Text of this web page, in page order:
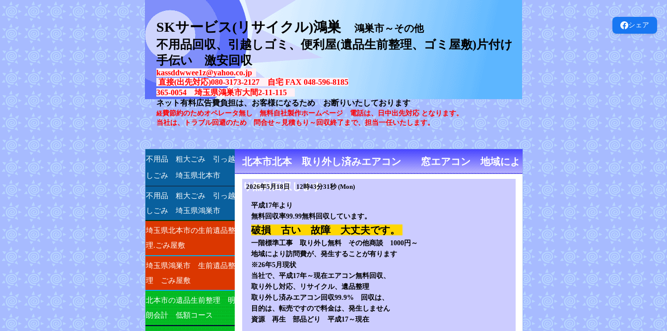
シェア
SKサービス(リサイクル)鴻巣 鴻巣市～その他
不用品回収、引越しゴミ、便利屋(遺品生前整理、ゴミ屋敷)片付け
手伝い 激安回収
kassddwwee1z@yahoo.co.jp
直接(出先対応)080-3173-2127 自宅 FAX 048-596-8185
365-0054 埼玉県鴻巣市大間2-11-115
ネット有料広告費負担は、お客様になるため お断りいたしております
経費節約のためオペレータ無し 無料自社製作ホームページ 電話は、日中出先対応 となります。
当社は、トラブル回避のため 問合せ～見積もり～回収終了まで、担当一任いたします。
北本市北本 取り外し済みエアコン 窓エアコン 地域によ
り無料回収します
2026年5月18日 12時43分31秒 (Mon)
平成17年より
無料回収率99.99無料回収しています。
破損 古い 故障 大丈夫です。
一階標準工事 取り外し無料 その他商談 1000円～
地域により訪問費が、発生することが有ります
※26年5月現状
当社で、平成17年～現在エアコン無料回収、
取り外し対応、リサイクル、遺品整理
取り外し済みエアコン回収99.9% 回収は、
目的は、転売ですので料金は、発生しません
資源 再生 部品どり 平成17～現在
不用品 粗大ごみ 引っ越
しごみ 埼玉県北本市
不用品 粗大ごみ 引っ越
しごみ 埼玉県鴻巣市
埼玉県北本市の生前遺品整
理.ごみ屋敷
埼玉県鴻巣市 生前遺品整
理 ごみ屋敷
北本市の遺品生前整理 明
朗会計 低額コース